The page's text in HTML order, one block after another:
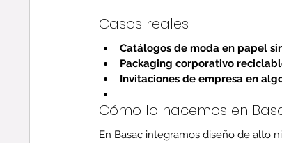
Casos reales
Catálogos de moda en papel
Packaging corporativo
Invitaciones de empresa en
Cómo lo hacemos en
En Basac integramos diseño de alto